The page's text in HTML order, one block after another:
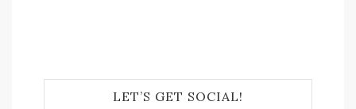
LET’S GET SOCIAL!